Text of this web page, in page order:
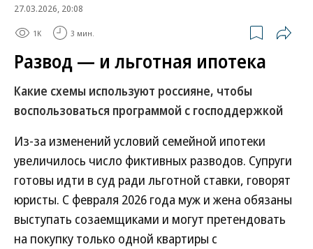
27.03.2026, 20:08
1K 3 мин.
Развод — и льготная ипотека
Какие схемы используют россияне, чтобы
воспользоваться программой с господдержкой
Из-за изменений условий семейной ипотеки
увеличилось число фиктивных разводов. Супруги
готовы идти в суд ради льготной ставки, говорят
юристы. С февраля 2026 года муж и жена обязаны
выступать созаемщиками и могут претендовать
на покупку только одной квартиры с